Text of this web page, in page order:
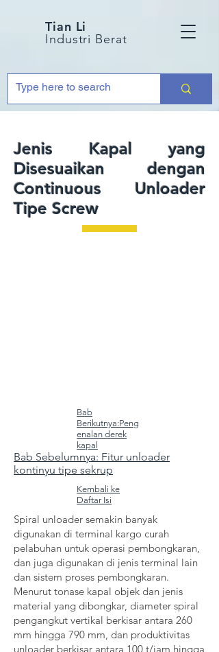
Tian Li
Industri Berat
Jenis Kapal yang
Disesuaikan dengan
Continuous Unloader
Tipe Screw
Bab
Berikutnya:Peng
enalan derek
kapal
Bab Sebelumnya: Fitur unloader
kontinyu tipe sekrup
Kembali ke
Daftar Isi
Spiral unloader semakin banyak
digunakan di terminal kargo curah
pelabuhan untuk operasi pembongkaran,
dan juga digunakan di jenis terminal lain
dan sistem proses pembongkaran.
Menurut tonase kapal objek dan jenis
material yang dibongkar, diameter spiral
pengangkut vertikal berkisar antara 260
mm hingga 790 mm, dan produktivitas
unloader berkisar antara 100 t/jam hingga